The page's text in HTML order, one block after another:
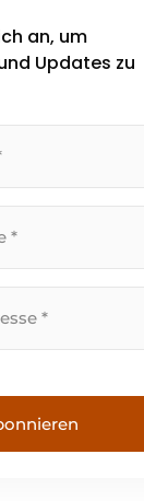
verfügbaren
seit vielen
an, um
Updates zu